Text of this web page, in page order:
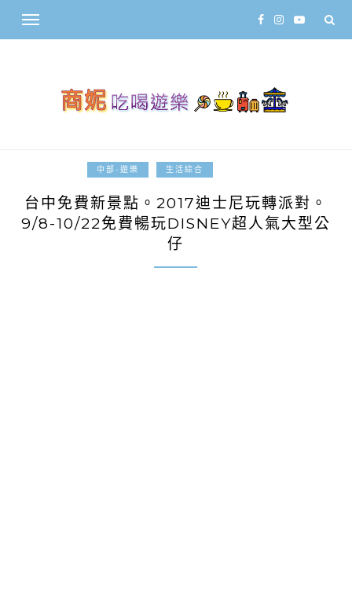
中部-遊樂 生活綜合
台中免費新景點。2017迪士尼玩轉派對。
9/8-10/22免費暢玩DISNEY超人氣大型公
仔